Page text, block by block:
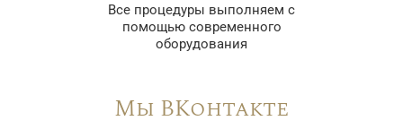
Все процедуры выполняем с
помощью современного
оборудования
Мы ВКонтакте